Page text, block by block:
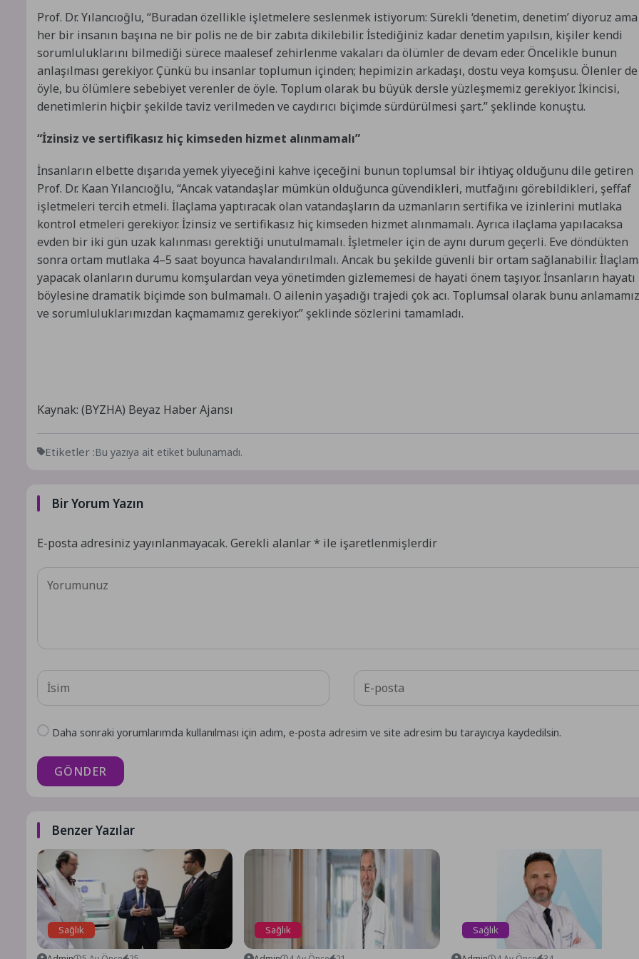
Prof. Dr. Yılancıoğlu, “Buradan özellikle işletmelere seslenmek istiyorum: Sürekli ‘denetim, denetim’ diyoruz ama
her bir insanın başına ne bir polis ne de bir zabıta dikilebilir. İstediğiniz kadar denetim yapılsın, kişiler kendi
sorumluluklarını bilmediği sürece maalesef zehirlenme vakaları da ölümler de devam eder. Öncelikle bunun
anlaşılması gerekiyor. Çünkü bu insanlar toplumun içinden; hepimizin arkadaşı, dostu veya komşusu. Ölenler de
öyle, bu ölümlere sebebiyet verenler de öyle. Toplum olarak bu büyük dersle yüzleşmemiz gerekiyor. İkincisi,
denetimlerin hiçbir şekilde taviz verilmeden ve caydırıcı biçimde sürdürülmesi şart.” şeklinde konuştu.
“İzinsiz ve sertifikasız hiç kimseden hizmet alınmamalı”
İnsanların elbette dışarıda yemek yiyeceğini kahve içeceğini bunun toplumsal bir ihtiyaç olduğunu dile getiren
Prof. Dr. Kaan Yılancıoğlu, “Ancak vatandaşlar mümkün olduğunca güvendikleri, mutfağını görebildikleri, şeffaf
işletmeleri tercih etmeli. İlaçlama yaptıracak olan vatandaşların da uzmanların sertifika ve izinlerini mutlaka
kontrol etmeleri gerekiyor. İzinsiz ve sertifikasız hiç kimseden hizmet alınmamalı. Ayrıca ilaçlama yapılacaksa
evden bir iki gün uzak kalınması gerektiği unutulmamalı. İşletmeler için de aynı durum geçerli. Eve döndükten
sonra ortam mutlaka 4–5 saat boyunca havalandırılmalı. Ancak bu şekilde güvenli bir ortam sağlanabilir.
yapacak olanların durumu komşulardan veya yönetimden gizlememesi de hayati önem taşıyor. İnsanların hayatı
böylesine dramatik biçimde son bulmamalı. O ailenin yaşadığı trajedi çok acı. Toplumsal olarak bunu anlamamız
ve sorumluluklarımızdan kaçmamamız gerekiyor.” şeklinde sözlerini tamamladı.
Kaynak: (BYZHA) Beyaz Haber Ajansı
Etiketler :Bu yazıya ait etiket bulunamadı.
Bir Yorum Yazın
E-posta adresiniz yayınlanmayacak. Gerekli alanlar* ile işaretlenmişlerdir
Daha sonraki yorumlarımda kullanılması için adım, e-posta adresim ve site adresim bu tarayıcıya kaydedilsin.
GÖNDER
Benzer Yazılar
Sağlık Sağlık Sağlık